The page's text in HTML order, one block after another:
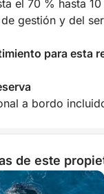
afternoons.
the boat & crew to
the same.
crew and booking
el 70 % hasta
gestión y del
para esta
a bordo
de este